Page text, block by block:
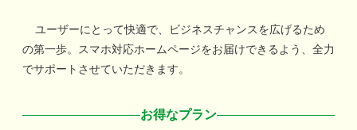
ユーザーにとって快適で、ビジネスチャンスを広げるため
の第一歩。スマホ対応ホームページをお届けできるよう、全力
でサポートさせていただきます。
お得なプラン